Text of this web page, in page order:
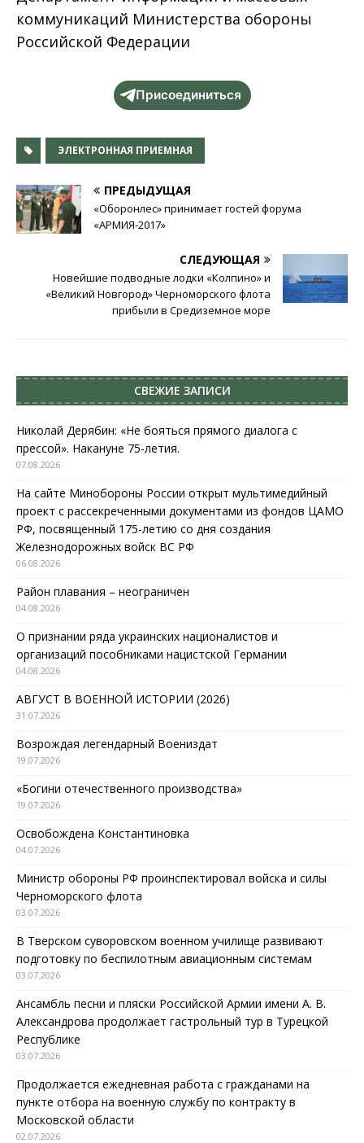
коммуникаций Министерства обороны
Российской Федерации
Присоединиться
ЭЛЕКТРОННАЯ ПРИЕМНАЯ
ПРЕДЫДУЩАЯ
«Оборонлес» принимает гостей форума
«АРМИЯ-2017»
СЛЕДУЮЩАЯ
Новейшие подводные лодки «Колпино» и
«Великий Новгород» Черноморского флота
прибыли в Средиземное море
СВЕЖИЕ ЗАПИСИ
Николай Дерябин: «Не бояться прямого диалога с
прессой». Накануне 75-летия.
07.08.2026
На сайте Минобороны России открыт мультимедийный
проект с рассекреченными документами из фондов ЦАМО
РФ, посвященный 175-летию со дня создания
Железнодорожных войск ВС РФ
06.08.2026
Район плавания – неограничен
04.08.2026
О признании ряда украинских националистов и
организаций пособниками нацистской Германии
04.08.2026
АВГУСТ В ВОЕННОЙ ИСТОРИИ (2026)
31.07.2026
Возрождая легендарный Воениздат
19.07.2026
«Богини отечественного производства»
19.07.2026
Освобождена Константиновка
04.07.2026
Министр обороны РФ проинспектировал войска и силы
Черноморского флота
03.07.2026
В Тверском суворовском военном училище развивают
подготовку по беспилотным авиационным системам
03.07.2026
Ансамбль песни и пляски Российской Армии имени А. В.
Александрова продолжает гастрольный тур в Турецкой
Республике
03.07.2026
Продолжается ежедневная работа с гражданами на
пункте отбора на военную службу по контракту в
Московской области
02.07.2026